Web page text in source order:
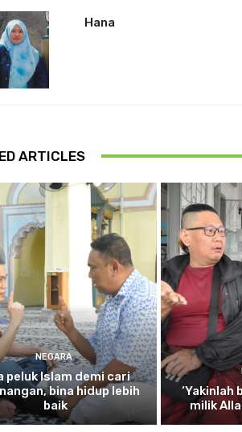
Hana
ARTICLES
NEGARA
peluk Islam demi cari
bina hidup lebih
baik
‘Yakinlah
milik